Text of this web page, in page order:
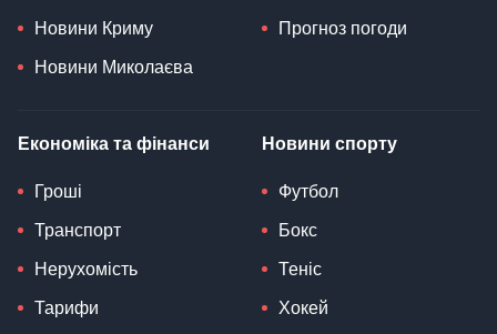
Новини Криму
Новини Миколаєва
Прогноз погоди
Економіка та фінанси
Гроші
Транспорт
Нерухомість
Тарифи
Новини спорту
Футбол
Бокс
Теніс
Хокей